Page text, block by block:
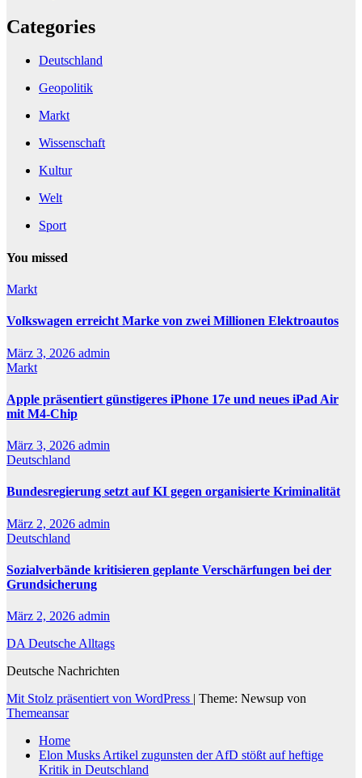
Categories
Deutschland
Geopolitik
Markt
Wissenschaft
Kultur
Welt
Sport
You missed
Markt
Volkswagen erreicht Marke von zwei Millionen Elektroautos
März 3, 2026 admin
Markt
Apple präsentiert günstigeres iPhone 17e und neues iPad Air
mit M4-Chip
März 3, 2026 admin
Deutschland
Bundesregierung setzt auf KI gegen organisierte Kriminalität
März 2, 2026 admin
Deutschland
Sozialverbände kritisieren geplante Verschärfungen bei der
Grundsicherung
März 2, 2026 admin
DA Deutsche Alltags
Deutsche Nachrichten
Mit Stolz präsentiert von WordPress | Theme: Newsup von
Themeansar
Home
Elon Musks Artikel zugunsten der AfD stößt auf heftige
Kritik in Deutschland